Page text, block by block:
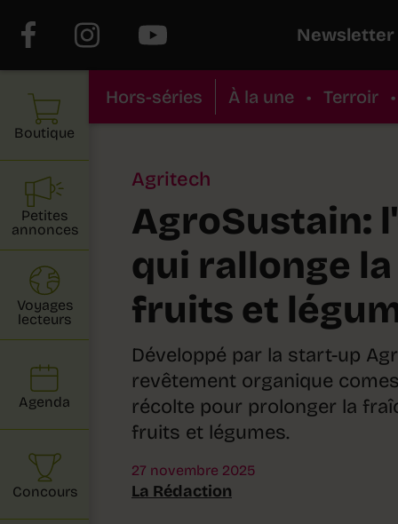
Newsletter
Hors-séries À la une • Terroir •
Agritech
AgroSustain:
qui rallonge
fruits et
Développé par la start-up
revêtement organique
récolte pour prolonger la
fruits et légumes.
27 novembre 2025
La Rédaction
Boutique
Petites
annonces
Voyages
lecteurs
Agenda
Concours